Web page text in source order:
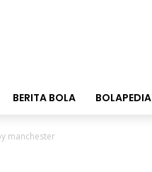
BERITA BOLA BOLAPEDIA
manchester